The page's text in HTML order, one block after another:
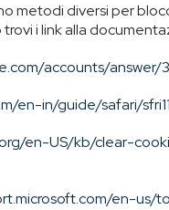
metodi diversi per
i link alla
accounts/answer/
en-in/guide/safari/
en-US/kb/clear-
en-